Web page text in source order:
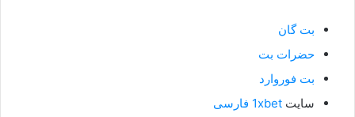
بت گان
حضرات بت
بت فوروارد
سایت 1xbet فارسی